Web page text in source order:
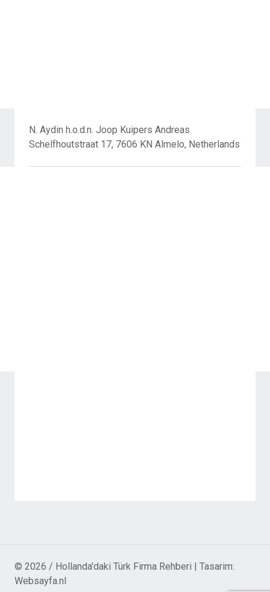
N. Aydin h.o.d.n. Joop Kuipers Andreas
Schelfhoutstraat 17, 7606 KN Almelo, Netherlands
© 2026 / Hollanda'daki Türk Firma Rehberi | Tasarim:
Websayfa.nl